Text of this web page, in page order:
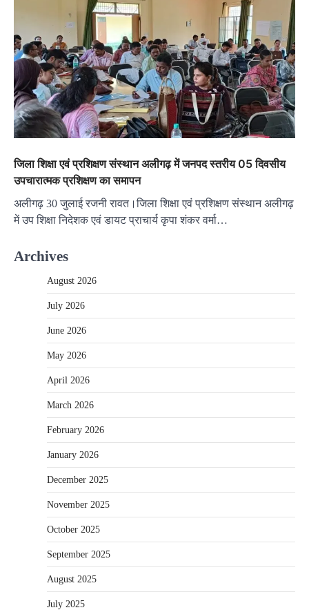
जिला शिक्षा एवं प्रशिक्षण संस्थान अलीगढ़ में जनपद स्तरीय 05 दिवसीय
उपचारात्मक प्रशिक्षण का समापन
अलीगढ़ 30 जुलाई रजनी रावत।जिला शिक्षा एवं प्रशिक्षण संस्थान अलीगढ़
में उप शिक्षा निदेशक एवं डायट प्राचार्य कृपा शंकर वर्मा…
Archives
August 2026
July 2026
June 2026
May 2026
April 2026
March 2026
February 2026
January 2026
December 2025
November 2025
October 2025
September 2025
August 2025
July 2025